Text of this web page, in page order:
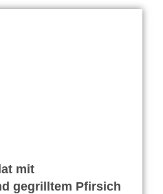
mit
gegrilltem Pfirsich